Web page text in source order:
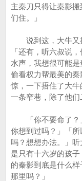
主秦刀只得让秦影
们住。」
说到这，大牛又
「还有，听六叔说
水声，我想很可能
偷看权力帮最美的
惊，一下捂住了大
一条窄巷，除了他们
「你不要命了？
你想到过吗？」「
吗？想想办法。」
是只有十六岁的孩
的秦影到底是什么
那里吗？」